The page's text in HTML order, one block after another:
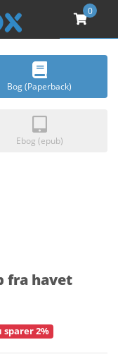
0
Bog (Paperback)
Ebog (epub)
fra havet
sparer 2%